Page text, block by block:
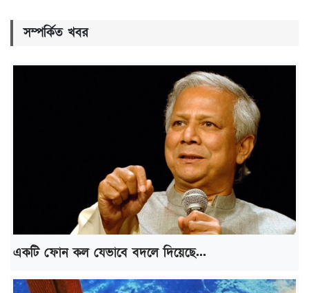
সম্পর্কিত খবর
একটি ফোন কল যেভাবে বদলে দিয়েছে...